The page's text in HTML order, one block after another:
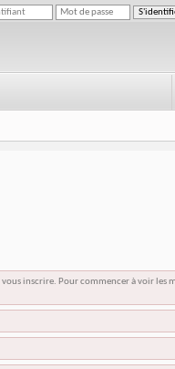
inscrire. Pour commencer à voir les